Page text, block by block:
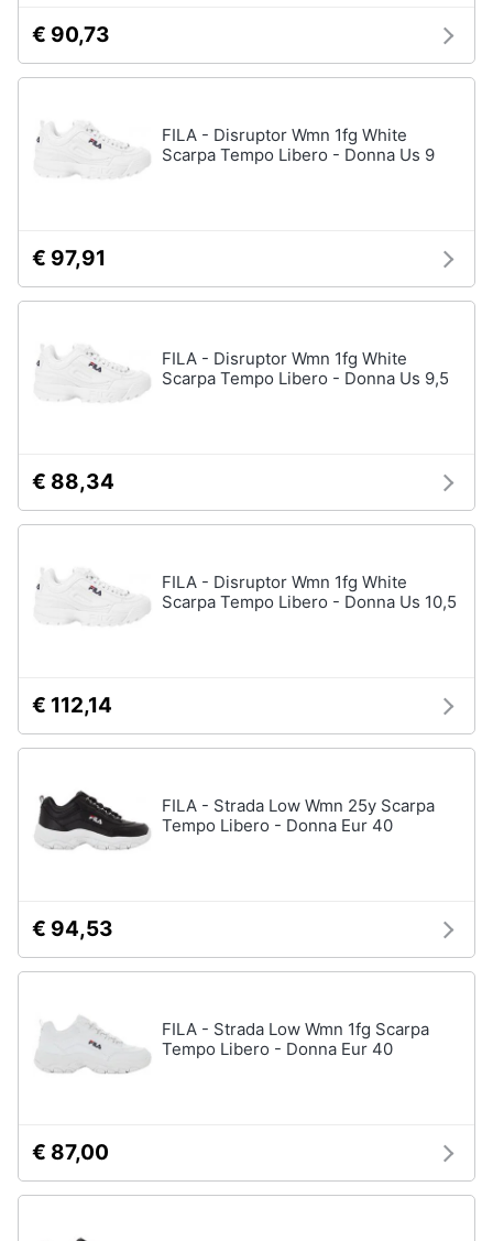
€ 90,73
FILA - Disruptor Wmn 1fg White
Scarpa Tempo Libero - Donna Us 9
€ 97,91
FILA - Disruptor Wmn 1fg White
Scarpa Tempo Libero - Donna Us 9,5
€ 88,34
FILA - Disruptor Wmn 1fg White
Scarpa Tempo Libero - Donna Us 10,5
€ 112,14
FILA - Strada Low Wmn 25y Scarpa
Tempo Libero - Donna Eur 40
€ 94,53
FILA - Strada Low Wmn 1fg Scarpa
Tempo Libero - Donna Eur 40
€ 87,00